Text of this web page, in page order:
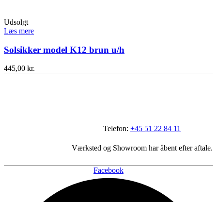
Udsolgt
Læs mere
Solsikker model K12 brun u/h
445,00 kr.
Telefon: +45 51 22 84 11
Værksted og Showroom har åbent efter aftale.
Facebook